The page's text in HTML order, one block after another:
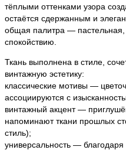
тёплыми оттенками узора
остаётся сдержанным и
общая палитра —
спокойствию.
Ткань выполнена в стиле,
винтажную эстетику:
классические мотивы —
ассоциируются с
винтажный акцент —
напоминают ткани прошлых
стиль);
универсальность — благодаря